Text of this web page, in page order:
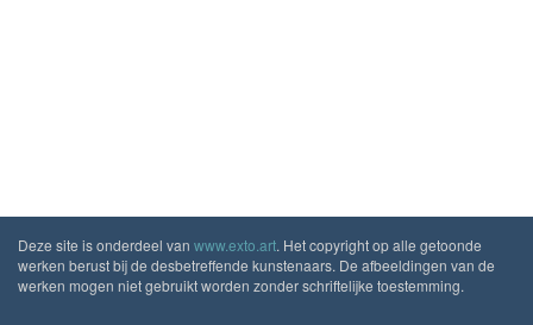
Deze site is onderdeel van www.exto.art. Het copyright op alle getoonde
werken berust bij de desbetreffende kunstenaars. De afbeeldingen van de
werken mogen niet gebruikt worden zonder schriftelijke toestemming.